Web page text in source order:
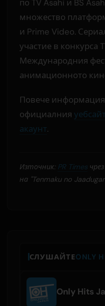
по TV Asahi и BS
множество
и Prime Video.
участие в конкурса
Международния
анимационното
Повече
официалния уебсайт
акаунт.
Източник: PR Times
на "Tenmaku no
СЛУШАЙТЕONLY
Only Hits